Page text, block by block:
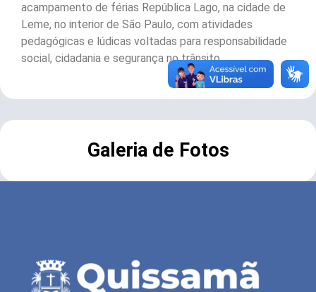
acampamento de férias República Lago, na cidade de
Leme, no interior de São Paulo, com atividades
pedagógicas e lúdicas voltadas para responsabilidade
social, cidadania e segurança no trânsito.
Galeria de Fotos